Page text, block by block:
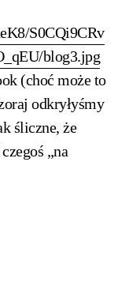
S0CQi9CRv
blog3.jpg
(choć może to
odkryłyśmy
śliczne, że
„na